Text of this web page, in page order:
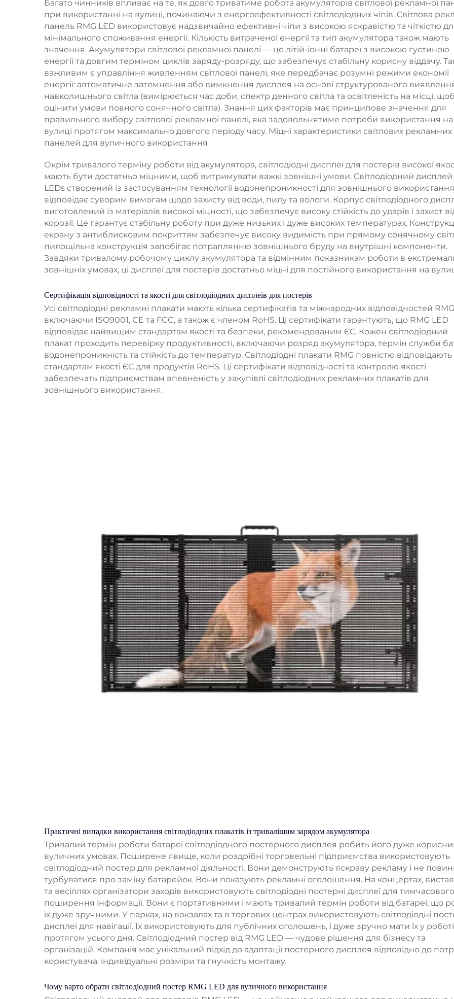
Багато чинників впливає на те, як довго триватиме робота акумуляторів світлової рекламної
при використанні на вулиці, починаючи з енергоефективності світлодіодних чіпів. Світлова
панель RMG LED використовує надзвичайно ефективні чіпи з високою яскравістю та чіткістю
мінімального споживання енергії. Кількість витраченої енергії та тип акумулятора також мають
значення. Акумулятори світлової рекламної панелі — це літій-іонні батареї з високою густиною
енергії та довгим терміном циклів заряду-розряду, що забезпечує стабільну корисну віддачу.
важливим є управління живленням світлової панелі, яке передбачає розумні режими економії
енергії: автоматичне затемнення або вимкнення дисплея на основі структурованого
навколишнього світла (вимірюється час доби, спектр денного світла та освітленість на місці, щоб
оцінити умови повного сонячного світла). Знання цих факторів має принципове значення для
правильного вибору світлової рекламної панелі, яка задовольнятиме потреби використання на
вулиці протягом максимально довгого періоду часу. Міцні характеристики світлових рекламних
панелей для вуличного використання
Окрім тривалого терміну роботи від акумулятора, світлодіодні дисплеї для постерів високої
мають бути достатньо міцними, щоб витримувати важкі зовнішні умови. Світлодіодний дисплей
LEDs створений із застосуванням технології водонепроникності для зовнішнього
відповідає суворим вимогам щодо захисту від води, пилу та вологи. Корпус світлодіодного
виготовлений із матеріалів високої міцності, що забезпечує високу стійкість до ударів і захист
корозії. Це гарантує стабільну роботу при дуже низьких і дуже високих температурах.
екрану з антиблисковим покриттям забезпечує високу видимість при прямому сонячному
пилощільна конструкція запобігає потраплянню зовнішнього бруду на внутрішні компоненти.
Завдяки тривалому робочому циклу акумулятора та відмінним показникам роботи в
зовнішніх умовах, ці дисплеї для постерів достатньо міцні для постійного використання на
Сертифікація відповідності та якості для світлодіодних дисплеїв для постерів
Усі світлодіодні рекламні плакати мають кілька сертифікатів та міжнародних відповідностей
включаючи ISO9001, CE та FCC, а також є членом RoHS. Ці сертифікати гарантують, що RMG LED
відповідає найвищим стандартам якості та безпеки, рекомендованим ЄС. Кожен світлодіодний
плакат проходить перевірку продуктивності, включаючи розряд акумулятора, термін служби
водонепроникність та стійкість до температур. Світлодіодні плакати RMG повністю відповідають
стандартам якості ЄС для продуктів RoHS. Ці сертифікати відповідності та контролю якості
забезпечать підприємствам впевненість у закупівлі світлодіодних рекламних плакатів для
зовнішнього використання.
Практичні випадки використання світлодіодних плакатів із тривалішим зарядом акумулятора
Тривалий термін роботи батареї світлодіодного постерного дисплея робить його дуже
вуличних умовах. Поширене явище, коли роздрібні торговельні підприємства використовують
світлодіодний постер для рекламної діяльності. Вони демонструють яскраву рекламу і не
турбуватися про заміну батарейок. Вони показують рекламні оголошення. На концертах,
та весіллях організатори заходів використовують світлодіодні постерні дисплеї для тимчасового
поширення інформації. Вони є портативними і мають тривалий термін роботи від батареї, що
їх дуже зручними. У парках, на вокзалах та в торгових центрах використовують світлодіодні
дисплеї для навігації. Їх використовують для публічних оголошень, і дуже зручно мати їх у роботі
протягом усього дня. Світлодіодний постер від RMG LED — чудове рішення для бізнесу та
організацій. Компанія має унікальний підхід до адаптації постерного дисплея відповідно до
користувача: індивідуальні розміри та гнучкість монтажу.
Чому варто обрати світлодіодний постер RMG LED для вуличного використання